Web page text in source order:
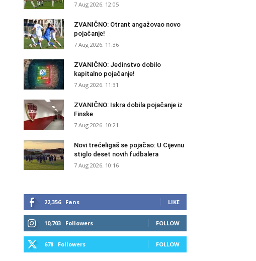
7 Aug 2026. 12:05
ZVANIČNO: Otrant angažovao novo
pojačanje!
7 Aug 2026. 11:36
ZVANIČNO: Jedinstvo dobilo
kapitalno pojačanje!
7 Aug 2026. 11:31
ZVANIČNO: Iskra dobila pojačanje iz
Finske
7 Aug 2026. 10:21
Novi trećeligaš se pojačao: U Cijevnu
stiglo deset novih fudbalera
7 Aug 2026. 10:16
22,356 Fans LIKE
10,703 Followers FOLLOW
678 Followers FOLLOW